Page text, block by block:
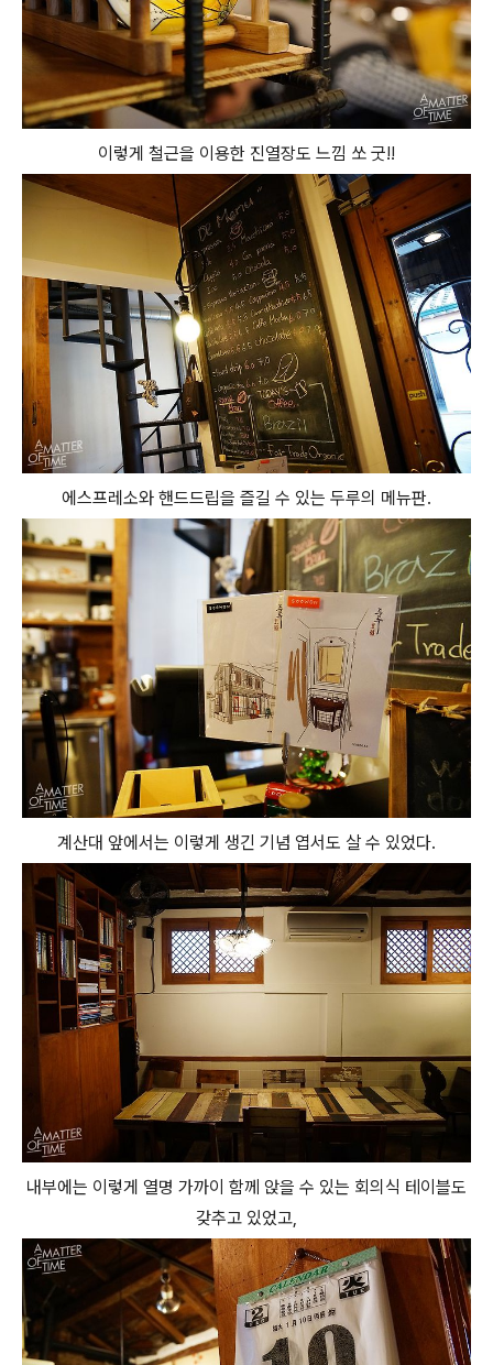
이렇게 철근을 이용한 진열장도 느낌 쏘 굿!!
에스프레소와 핸드드립을 즐길 수 있는 두루의 메뉴판.
계산대 앞에서는 이렇게 생긴 기념 엽서도 살 수 있었다.
내부에는 이렇게 열명 가까이 함께 앉을 수 있는 회의식 테이블도
갖추고 있었고,